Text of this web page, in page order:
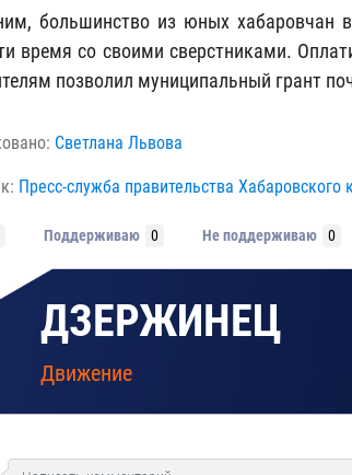
большинство из юных хабаровчан
время со своими сверстниками.
позволил муниципальный грант
Светлана Львова
Пресс-служба правительства Хабаровского
Поддерживаю 0 Не поддерживаю 0
ДЗЕРЖИНЕЦ
Движение